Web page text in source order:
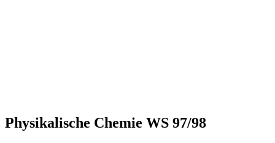
Physikalische Chemie WS 97/98